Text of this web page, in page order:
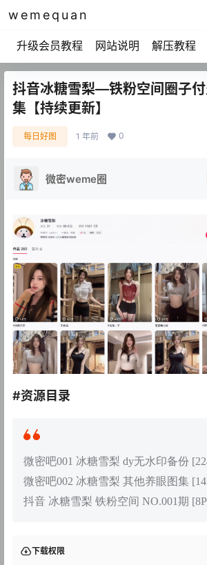
wemequan
升级会员教程 网站说明 解压教程
抖音冰糖雪梨—铁粉空间圈子
集【持续更新】
每日好图 1 年前 0
微密weme圈
#资源目录
微密吧001 冰糖雪梨 dy无水印备份
微密吧002 冰糖雪梨 其他养眼图集
抖音 冰糖雪梨 铁粉空间 NO.001期
下载权限